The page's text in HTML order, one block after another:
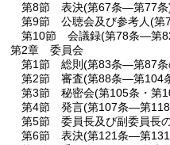
第8節
表決(第67条―第77条
第9節
公聴会及び参考人(第
第10節
会議録(第78条―第
第2章
委員会
第1節
総則 (第83条―第87条
第2節
審査(第88条―第104
第3節
秘密会(第105条・第
第4節
発言(第107条―第
第5節
委員長及び副委員長
第6節
表決(第121条―第